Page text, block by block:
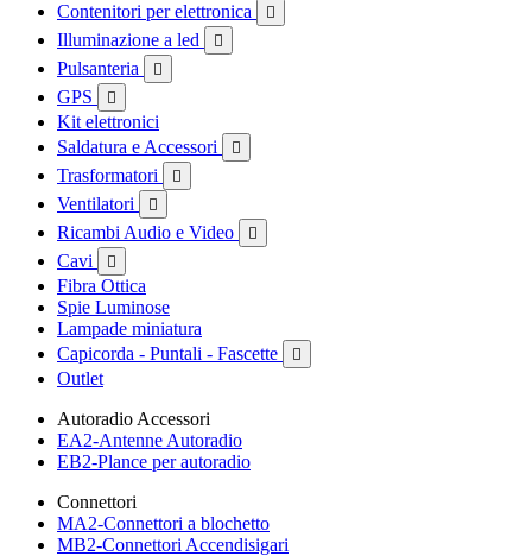
Contenitori per elettronica 
Illuminazione a led 
Pulsanteria 
GPS 
Kit elettronici
Saldatura e Accessori

Trasformatori 
Ventilatori 
Ricambi Audio e Video 
Cavi 
Fibra Ottica
Spie Luminose
Lampade miniatura
Capicorda - Puntali - Fascette

Outlet
Autoradio Accessori
EA2-Antenne Autoradio
EB2-Plance per autoradio
Connettori
MA2-Connettori a blochetto
MB2-Connettori Accendisigari